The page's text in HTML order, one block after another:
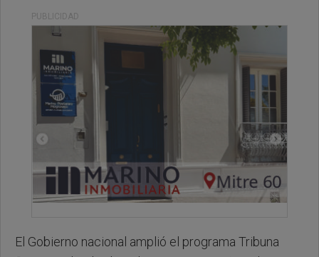
PUBLICIDAD
El Gobierno nacional amplió el programa Tribuna